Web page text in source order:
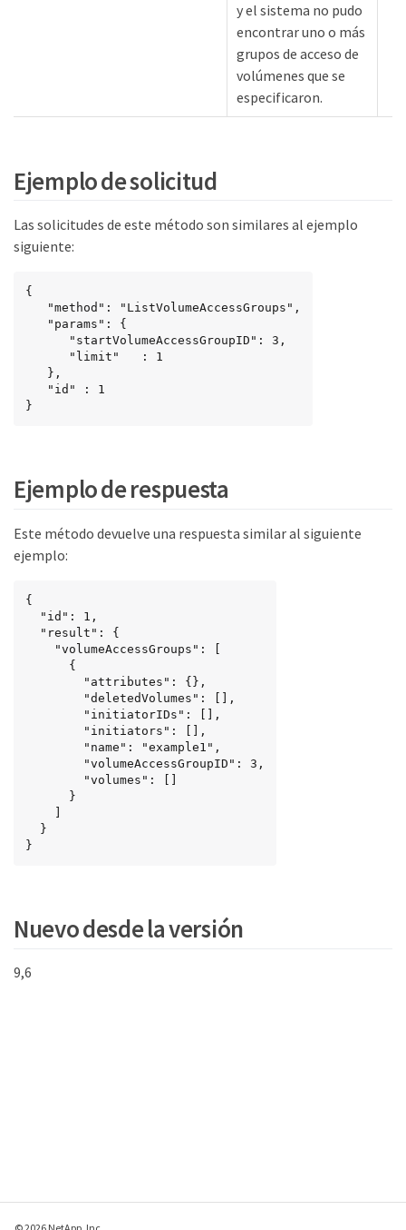
y el sistema no pudo
encontrar uno o más
grupos de acceso de
volúmenes que se
especificaron.
Ejemplo de solicitud
Las solicitudes de este método son similares al ejemplo
siguiente:
{
}
Ejemplo de respuesta
Este método devuelve una respuesta similar al siguiente
ejemplo:
{
}
Nuevo desde la versión
9,6